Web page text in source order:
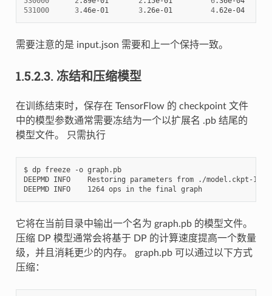
531000
3.46e-01 3.26e-01 4.62e-
需要注意的是 input.json 需要和上一个保持一致。
1.5.2.3. 冻结和压缩模型
在训练结束时，保存在 TensorFlow 的 checkpoint 文件
中的模型参数通常需要冻结为一个以扩展名 .pb 结尾的
模型文件。 只需执行
$ dp freeze -o graph.pb
DEEPMD INFO    Restoring parameters from ./model.ckpt-
DEEPMD INFO    1264 ops in the final graph
它将在当前目录中输出一个名为 graph.pb 的模型文件。
压缩 DP 模型通常会将基于 DP 的计算速度提高一个数量
级，并且消耗更少的内存。 graph.pb 可以通过以下方式
压缩：